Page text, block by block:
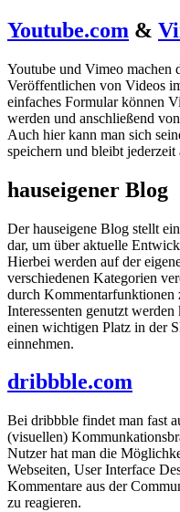
Youtube.com &
Youtube und Vimeo machen
Veröffentlichen von Videos
einfaches Formular können
werden und anschließend
Auch hier kann man sich
speichern und bleibt
hauseigener Blog
Der hauseigene Blog stellt
dar, um über aktuelle
Hierbei werden auf der
verschiedenen Kategorien
durch
Interessenten genutzt
einen wichtigen Platz in der
einnehmen.
dribbble.com
Bei dribbble findet man fast
(visuellen)
Nutzer hat man die
Webseiten, User Interface
Kommentare aus der
zu reagieren.